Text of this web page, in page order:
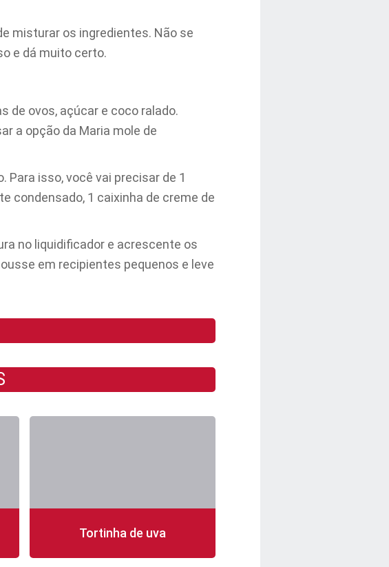
misturar os ingredientes. Não se
e dá muito certo.
de ovos, açúcar e coco ralado.
a opção da Maria mole de
isso, você vai precisar de 1
condensado, 1 caixinha de creme de
no liquidificador e acrescente os
em recipientes pequenos e leve
Tortinha de uva